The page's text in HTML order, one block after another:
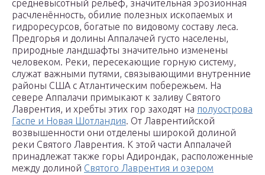
средневысотный рельеф, значительная эрозионная
расчленённость, обилие полезных ископаемых и
гидроресурсов, богатые по видовому составу леса.
Предгорья и долины Аппалачей густо населены,
природные ландшафты значительно изменены
человеком. Реки, пересекающие горную систему,
служат важными путями, связывающими внутренние
районы США с Атлантическим побережьем. На
севере Аппалачи примыкают к заливу Святого
Лаврентия, и хребты этих гор заходят на полуострова
Гаспе и Новая Шотландия. От Лаврентийской
возвышенности они отделены широкой долиной
реки Святого Лаврентия. К этой части Аппалачей
принадлежат также горы Адирондак, расположенные
между долиной Святого Лаврентия и озером